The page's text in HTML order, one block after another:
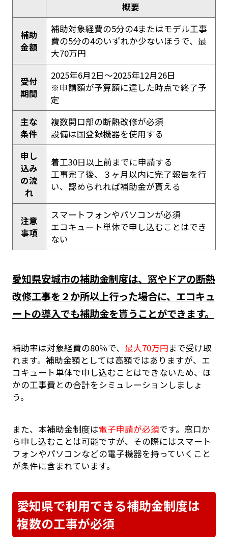
概要
補助
金額
補助対象経費の5分の4またはモデル工事
費の5分の4のいずれか少ないほうで、最
大70万円
受付
期間
2025年6月2日～2025年12月26日
※申請額が予算額に達した時点で終了予
定
主な
条件
複数開口部の断熱改修が必須
設備は国登録機器を使用する
申し
込み
の流
れ
着工30日以上前までに申請する
工事完了後、３ヶ月以内に完了報告を行
い、認められれば補助金が貰える
注意
事項
スマートフォンやパソコンが必須
エコキュート単体で申し込むことはでき
ない
愛知県安城市の補助金制度は、窓やドアの断熱
改修工事を２か所以上行った場合に、エコキュ
ートの導入でも補助金を貰うことができます。
補助率は対象経費の80％で、 最大70万円まで受け取
れます。補助金額としては高額ではありますが、エ
コキュート単体で申し込むことはできないため、ほ
かの工事費との合計をシミュレーションしましょ
う。
また、本補助金制度は電子申請が必須です。窓口か
ら申し込むことは可能ですが、その際にはスマート
フォンやパソコンなどの電子機器を持っていくこと
が条件に含まれています。
愛知県で利用できる補助金制度は
複数の工事が必須